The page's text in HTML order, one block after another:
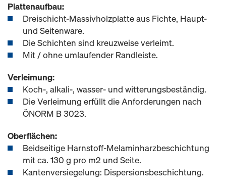
Plattenaufbau:
Dreischicht-Massivholzplatte aus Fichte, Haupt-
und Seitenware.
Die Schichten sind kreuzweise verleimt.
Mit / ohne umlaufender Randleiste.
Verleimung:
Koch-, alkali-, wasser- und witterungsbeständig.
Die Verleimung erfüllt die Anforderungen nach
ÖNORM B 3023.
Oberflächen:
Beidseitige Harnstoff-Melaminharzbeschichtung
mit ca. 130 g pro m2 und Seite.
Kantenversiegelung: Dispersionsbeschichtung.